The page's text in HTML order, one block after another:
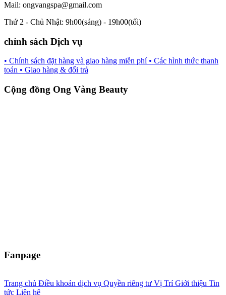
Mail: ongvangspa@gmail.com
Thứ 2 - Chủ Nhật: 9h00(sáng) - 19h00(tối)
chính sách Dịch vụ
• Chính sách đặt hàng và giao hàng miễn phí • Các hình thức thanh
toán • Giao hàng & đổi trả
Cộng đồng Ong Vàng Beauty
Fanpage
Trang chủ Điều khoản dịch vụ Quyền riêng tư Vị Trí Giới thiệu Tin
tức Liên hệ